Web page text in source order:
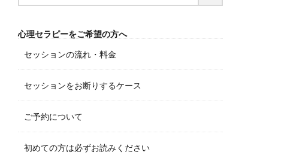
心理セラピーをご希望の方へ
セッションの流れ・料金
セッションをお断りするケース
ご予約について
初めての方は必ずお読みください